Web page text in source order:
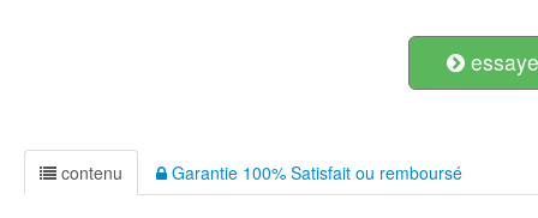
contenu Garantie 100% Satisfait ou remboursé